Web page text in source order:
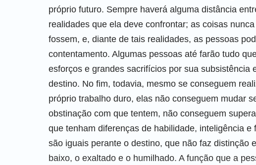
próprio futuro. Sempre haverá alguma distância
realidades que ela deve confrontar; as coisas
fossem, e, diante de tais realidades, as pessoas
contentamento. Algumas pessoas até farão tudo
esforços e grandes sacrifícios por sua subsistência
destino. No fim, todavia, mesmo se conseguem
próprio trabalho duro, elas não conseguem mudar
obstinação com que tentem, não conseguem
que tenham diferenças de habilidade, inteligência
são iguais perante o destino, que não faz distinção
baixo, o exaltado e o humilhado. A função que a